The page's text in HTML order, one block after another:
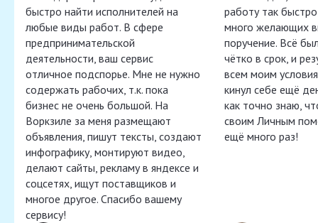
быстро найти исполнителей на
любые виды работ. В сфере
предпринимательской
деятельности, ваш сервис
отличное подспорье. Мне не нужно
содержать рабочих, т.к. пока
бизнес не очень большой. На
Воркзиле за меня размещают
объявления, пишут тексты, создают
инфографику, монтируют видео,
делают сайты, рекламу в яндексе и
соцсетях, ищут поставщиков и
многое другое. Спасибо вашему
сервису!
работу так
много желающих
поручение. Всё
чётко в срок, и
всем моим
кинул себе ещё
как точно знаю,
своим Личным
ещё много раз!